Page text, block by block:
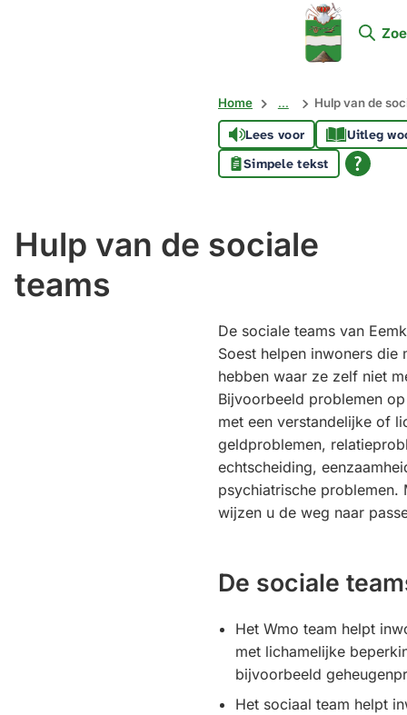
Mijn
Soest
Home ... Hulp van de
Lees voor
Uitleg
Simpele tekst
Hulp van de sociale
teams
De sociale teams van
Soest helpen inwoners die
hebben waar ze zelf niet
Bijvoorbeeld problemen
met een verstandelijke of
geldproblemen,
echtscheiding,
psychiatrische problemen.
wijzen u de weg naar
De sociale
Het Wmo team helpt
met lichamelijke
bijvoorbeeld
Het sociaal team helpt